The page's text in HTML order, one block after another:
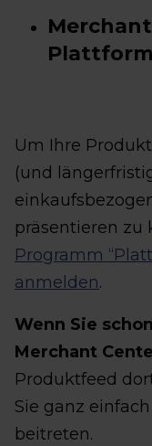
Um Ihre
(und
präsentieren zu
Programm
anmelden.
Wenn Sie
Merchant
Produktfeed
Sie ganz
beitreten.